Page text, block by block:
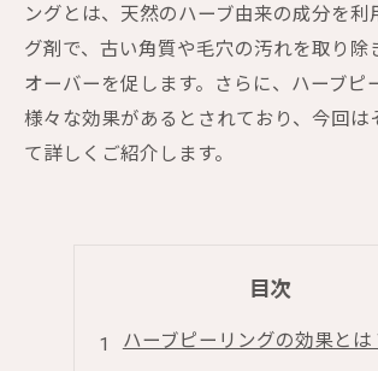
ングとは、天然のハーブ由来の成分を利
グ剤で、古い角質や毛穴の汚れを取り除
オーバーを促します。さらに、ハーブピ
様々な効果があるとされており、今回は
て詳しくご紹介します。
目次
ハーブピーリングの効果とは